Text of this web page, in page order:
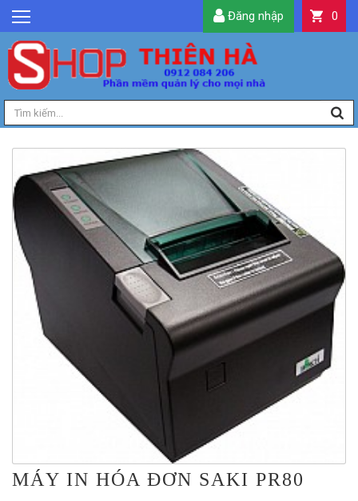
GIỚI THIỆU
TIN TỨC
SẢN PHẨM
DỊCH VỤ
TIỆN ÍCH
QUẢN LÝ
0
Đăng nhập
MÁY IN HÓA ĐƠN SAKI PR80